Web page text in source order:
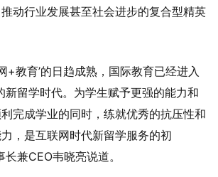
动行业发展甚至社会进步的复合型精英
+教育’的日趋成熟，国际教育已经进入
新留学时代。为学生赋予更强的能力和
完成学业的同时，练就优秀的抗压性和
，是互联网时代新留学服务的初
兼CEO韦晓亮说道。